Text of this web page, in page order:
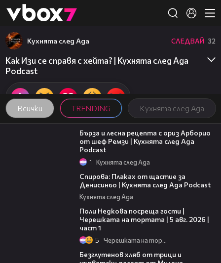
👾
Всички TRENDING Кухнята след Ада
Кухнята след Ада СЛЕДВАЙ 32
Как Изи се справя с хейта? | Кухнята след Ада
Podcast
18:45
Бърза и лесна рецепта с ориз Арборио
от шеф Ремзи | Кухнята след Ада
Podcast
1 Кухнята след Ада
Спирова: Плаках от щастие за
Денисиньо | Кухнята след Ада Podcast
Кухнята след Ада
Поли Недкова посреща гости |
Черешката на тортата | 5 авг. 2026 |
част 1
5 Черешката на тортата
Безглутенов хляб от трици и